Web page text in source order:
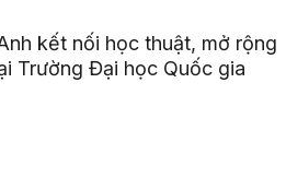
kết nối học thuật, mở rộng
Trường Đại học Quốc gia